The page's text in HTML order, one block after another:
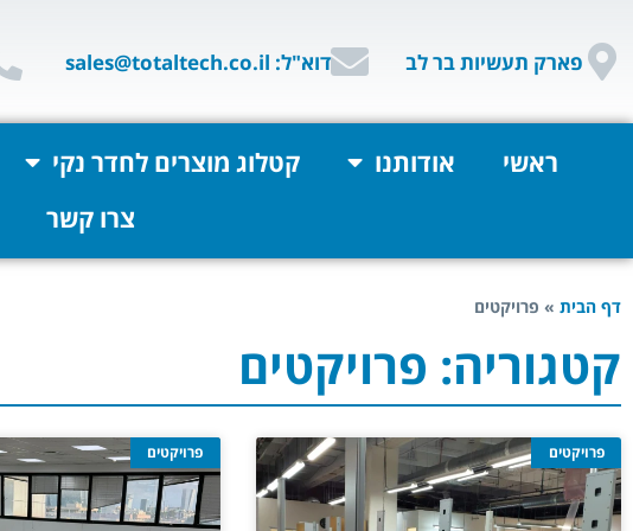
פארק תעשיות בר לב דוא"ל: sales@totaltech.co.il
ראשי אודותנו קטלוג מוצרים לחדר נקי
צרו קשר
דף הבית » פרויקטים
קטגוריה: פרויקטים
פרויקטים פרויקטים